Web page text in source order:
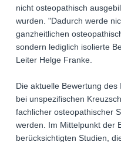
nicht osteopathisch
wurden. "Dadurch werde
ganzheitlichen
sondern lediglich isolierte
Leiter Helge Franke.
Die aktuelle Bewertung
bei unspezifischen
fachlicher osteopathischer
werden. Im Mittelpunkt der
berücksichtigten Studien,